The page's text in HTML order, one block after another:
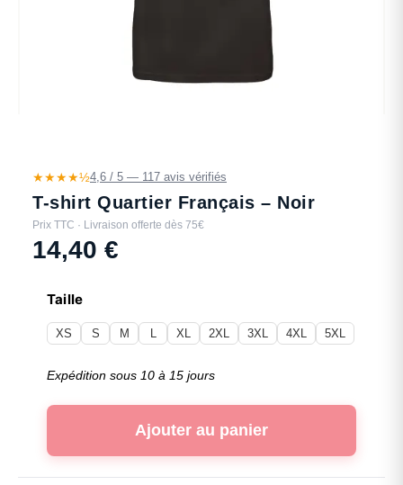
★★★★½4,6 / 5 — 117 avis vérifiés
T-shirt Quartier Français – Noir
Prix TTC · Livraison offerte dès 75€
14,40 €
Taille
XS S M L XL 2XL 3XL 4XL 5XL
Expédition sous 10 à 15 jours
Ajouter au panier